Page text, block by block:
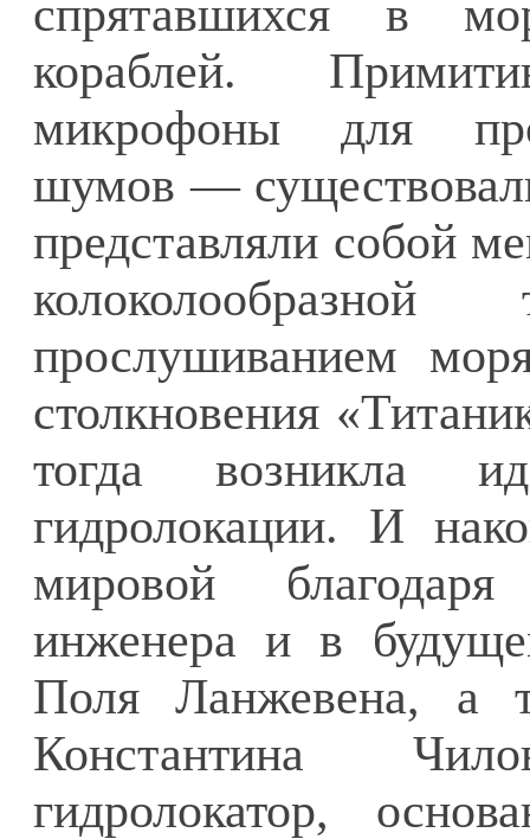
спрятавшихся в
кораблей.
микрофоны для
шумов —
представляли собой
прослушиванием
столкновения
тогда возникла
гидролокации. И
мировой
инженера и в
Поля Ланжевена, а
Константина
гидролокатор,